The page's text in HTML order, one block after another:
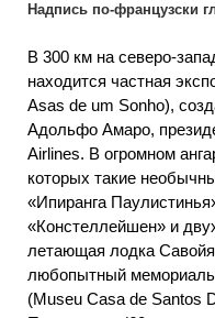
Надпись по-французски
В 300 км на северо-
находится частная
Asas de um Sonho),
Адольфо Амаро,
Airlines. В огромном
которых такие
«Ипиранга
«Констеллейшен» и
летающая лодка
любопытный
(Museu Casa de Santos